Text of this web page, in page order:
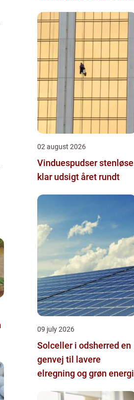
02 august 2026
Vinduespudser stenløse
klar udsigt året rundt
09 july 2026
Solceller i odsherred en
genvej til lavere
elregning og grøn energi